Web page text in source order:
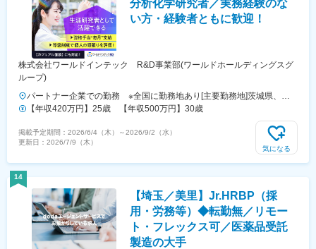
分析化学研究者／実務経験のな
い方・経験者ともに歓迎！
株式会社ワールドインテック R&D事業部(ワールドホールディングスグ
ループ)
パートナー企業での勤務 ※全国に勤務地あり[主要勤務地]茨城県、埼
玉県、千葉県、東京都、神奈川県、岐阜県、静岡県、愛知県、三重県、
滋賀県、京都府、大阪府、兵庫県、広島県、福岡県※勤務地・配属先企
業は、十分に話し合った上で、あなたのご経験やご希望を考慮し決定し
ます。＼NEW！エリア制度導入／全国でスキルを伸ばしたい方も、好
【年収420万円】25歳 【年収500万円】30歳
掲載予定期間： 2026/6/4（木） ～2026/9/2（水）
更新日： 2026/7/9（木）
気になる
14
【埼玉／美里】Jr.HRBP（採
用・労務等）◆転勤無／リモー
ト・フレックス可／医薬品受託
製造の大手